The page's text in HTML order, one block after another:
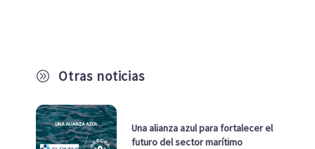
A Otras noticias
Una alianza azul para fortalecer el
futuro del sector marítimo